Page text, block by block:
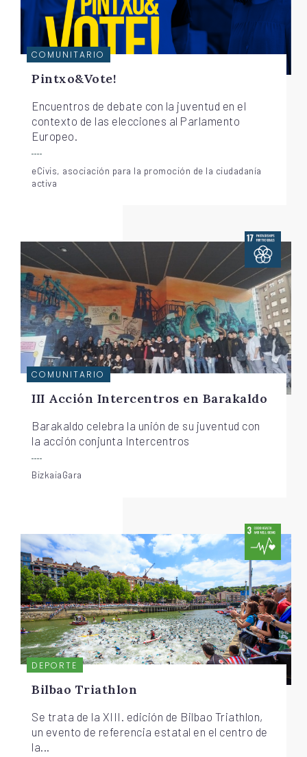
COMUNITARIO
Pintxo&Vote!
Encuentros de debate con la juventud en el
contexto de las elecciones al Parlamento
Europeo.
eCivis, asociación para la promoción de la ciudadanía
activa
COMUNITARIO
III Acción Intercentros en Barakaldo
Barakaldo celebra la unión de su juventud con
la acción conjunta Intercentros
BizkaiaGara
DEPORTE
Bilbao Triathlon
Se trata de la XIII. edición de Bilbao Triathlon,
un evento de referencia estatal en el centro de
la...